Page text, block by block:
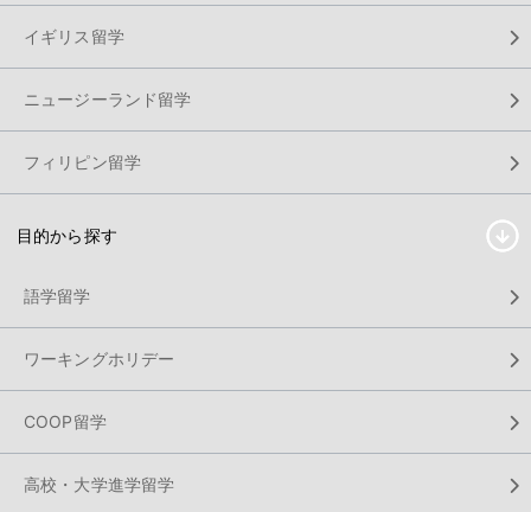
イギリス留学
ニュージーランド留学
フィリピン留学
目的から探す
語学留学
ワーキングホリデー
COOP留学
高校・大学進学留学